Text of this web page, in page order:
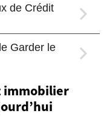
immobilier